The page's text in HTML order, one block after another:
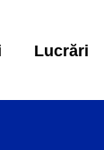
Lucrări